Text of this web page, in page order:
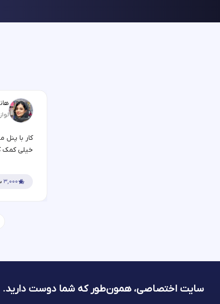
کار با
خیلی کمک
۳,۰۰۰
سایت اختصاصی، همون‌طور که شما دوست دارید.